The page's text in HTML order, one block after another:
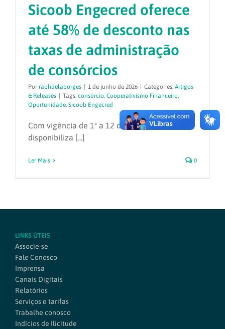
Sicoob Engecred oferece
até 58% de desconto nas
taxas de administração
de consórcios
Por raphaelaborges | 1 de junho de 2026 | Categories: Artigos
& Releases | Tags: consórcio, Cooperativismo Financeiro,
Oportunidade, Sicoob Engecred
Com vigência de 1º a 12 de junho, campanha
disponibiliza [...]
Ler Mais 0
LINKS ÚTEIS
Associe-se
Fale Conosco
Imprensa
Canais Digitais
Relatórios
Serviços e tarifas
Trabalhe conosco
Indícios de Ilicitude